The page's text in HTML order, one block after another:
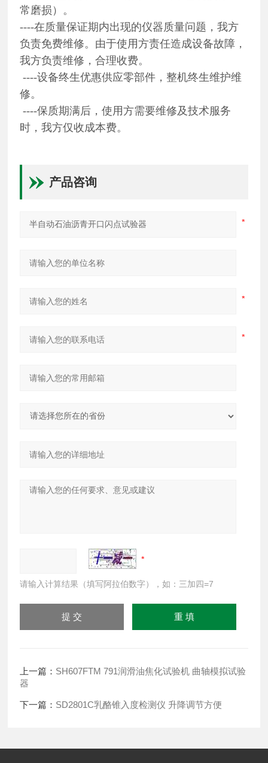
常磨损）。
----在质量保证期内出现的仪器质量问题，我方
负责免费维修。由于使用方责任造成设备故障，
我方负责维修，合理收费。
----设备终生优惠供应零部件，整机终生维护维
修。
----保质期满后，使用方需要维修及技术服务
时，我方仅收成本费。
产品咨询
请输入计算结果（填写阿拉伯数字），如：三加四=7
上一篇： SH607FTM 791润滑油焦化试验机 曲轴模拟试验
器
下一篇： SD2801C乳酪锥入度检测仪 升降调节方便